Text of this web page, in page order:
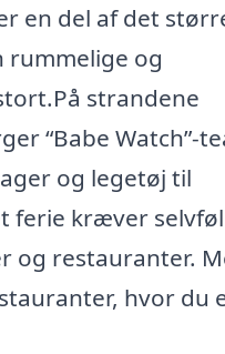
en del af det
rummelige og
strandene
“Babe Watch”-
og legetøj til
ferie kræver
og restauranter.
hvor du